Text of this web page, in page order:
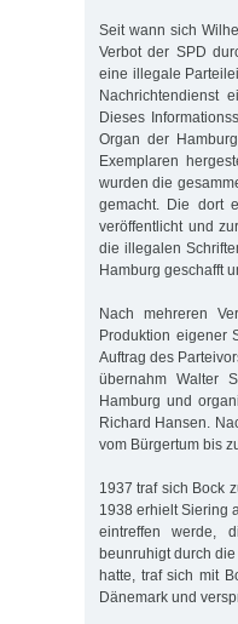
Seit wann sich
Verbot der SPD
eine illegale
Nachrichtendienst
Dieses
Organ der
Exemplaren
wurden die
gemacht. Die dort
veröffentlicht und
die illegalen
Hamburg geschafft
Nach mehreren
Produktion eigener
Auftrag des
übernahm Walter
Hamburg und
Richard Hansen.
vom Bürgertum bis
1937 traf sich Bock
1938 erhielt Siering
eintreffen werde,
beunruhigt durch
hatte, traf sich mit
Dänemark und